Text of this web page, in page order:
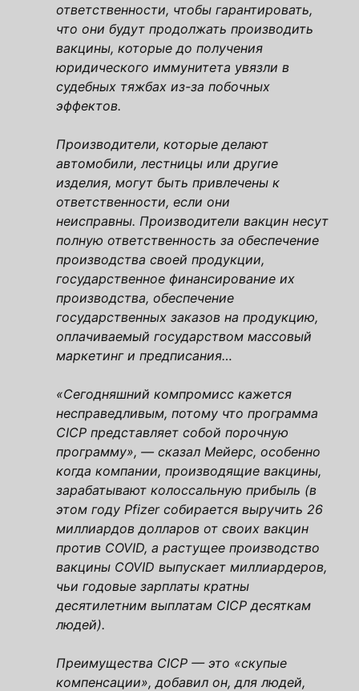
ответственности, чтобы гарантировать,
что они будут продолжать производить
вакцины, которые до получения
юридического иммунитета увязли в
судебных тяжбах из-за побочных
эффектов.
Производители, которые делают
автомобили, лестницы или другие
изделия, могут быть привлечены к
ответственности, если они
неисправны. Производители вакцин несут
полную ответственность за обеспечение
производства своей продукции,
государственное финансирование их
производства, обеспечение
государственных заказов на продукцию,
оплачиваемый государством массовый
маркетинг и предписания…
«Сегодняшний компромисс кажется
несправедливым, потому что программа
CICP представляет собой порочную
программу», — сказал Мейерс, особенно
когда компании, производящие вакцины,
зарабатывают колоссальную прибыль (в
этом году Pfizer собирается выручить 26
миллиардов долларов от своих вакцин
против COVID, а растущее производство
вакцины COVID выпускает миллиардеров,
чьи годовые зарплаты кратны
десятилетним выплатам CICP десяткам
людей).
Преимущества CICP — это «скупые
компенсации», добавил он, для людей,